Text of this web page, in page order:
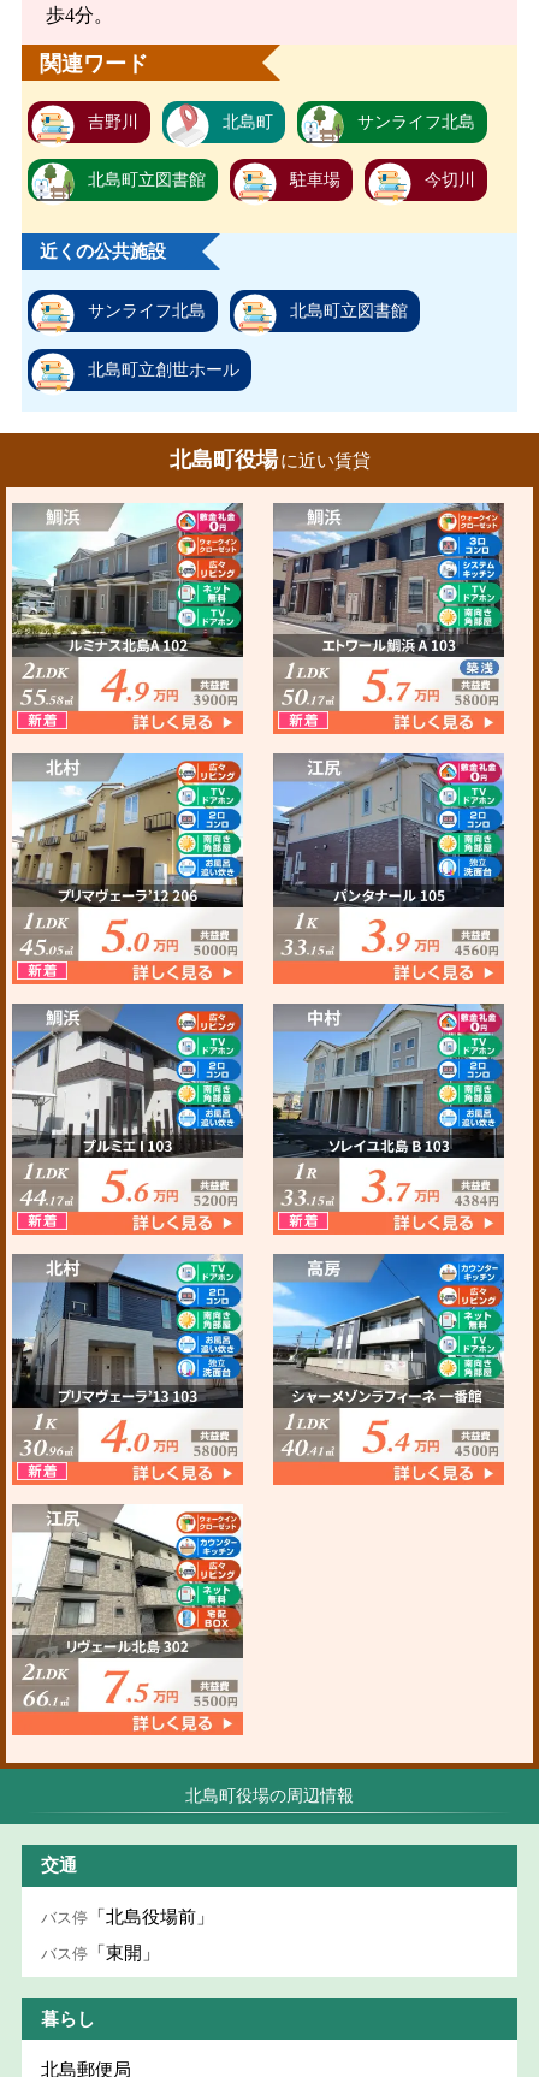
歩4分。
関連ワード
吉野川 北島町 サンライフ北島
北島町立図書館 駐車場 今切川
近くの公共施設
サンライフ北島 北島町立図書館
北島町立創世ホール
北島町役場 に近い賃貸
北島町役場の周辺情報
交通
バス停 「北島役場前」
バス停 「東開」
暮らし
北島郵便局